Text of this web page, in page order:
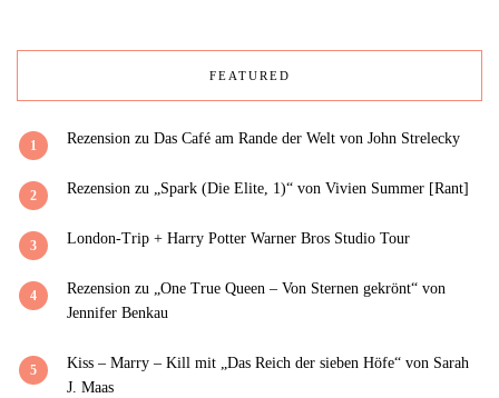
FEATURED
1 Rezension zu Das Café am Rande der Welt von John Strelecky
2 Rezension zu „Spark (Die Elite, 1)“ von Vivien Summer [Rant]
3 London-Trip + Harry Potter Warner Bros Studio Tour
4
Rezension zu „One True Queen – Von Sternen gekrönt“ von
Jennifer Benkau
5
Kiss – Marry – Kill mit „Das Reich der sieben Höfe“ von Sarah
J. Maas